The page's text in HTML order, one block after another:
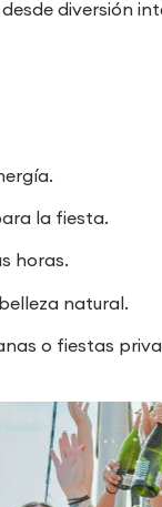
desde diversión
la fiesta.
horas.
natural.
o fiestas